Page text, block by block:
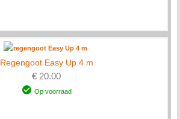
Regengoot Easy Up 4 m
€ 20.00
Op voorraad